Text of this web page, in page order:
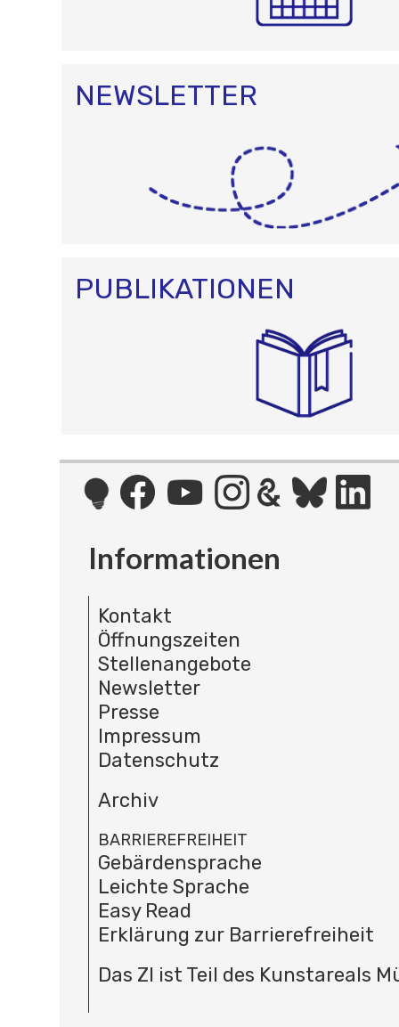
NEWSLETTER
PUBLIKATIONEN
Informationen
Kontakt
Öffnungszeiten
Stellenangebote
Newsletter
Presse
Impressum
Datenschutz
Archiv
BARRIEREFREIHEIT
Gebärdensprache
Leichte Sprache
Easy Read
Erklärung zur Barrierefreiheit
Das ZI ist Teil des Kunstareals